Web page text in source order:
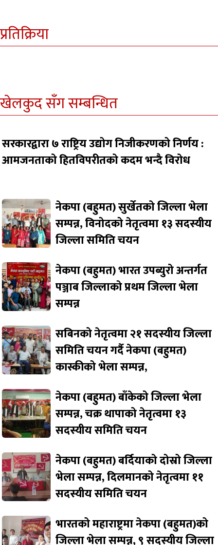
प्रतिक्रिया
खेलकुद सँग सम्बन्धित
सरकारद्वारा ७ राष्ट्रिय उद्योग निजीकरणको निर्णय :
आमजनताको हितविपरीतको कदम भन्दै विरोध
नेकपा (बहुमत) सुर्खेतको जिल्ला भेला
सम्पन्न, विनोदको नेतृत्वमा १३ सदस्यीय
जिल्ला समिति चयन
नेकपा (बहुमत) भारत उपब्युरो अन्तर्गत
पञ्जाब जिल्लाको प्रथम जिल्ला भेला
सम्पन्न
सबिनको नेतृत्वमा २१ सदस्यीय जिल्ला
समिति चयन गर्दै नेकपा (बहुमत)
कास्कीको भेला सम्पन्न,
नेकपा (बहुमत) बाँकेको जिल्ला भेला
सम्पन्न, चक्र थापाको नेतृत्वमा १३
सदस्यीय समिति चयन
नेकपा (बहुमत) बर्दियाको दोस्रो जिल्ला
भेला सम्पन्न, दिलमानको नेतृत्वमा ११
सदस्यीय समिति चयन
भारतको महाराष्ट्रमा नेकपा (बहुमत)को
जिल्ला भेला सम्पन्न, ९ सदस्यीय जिल्ला